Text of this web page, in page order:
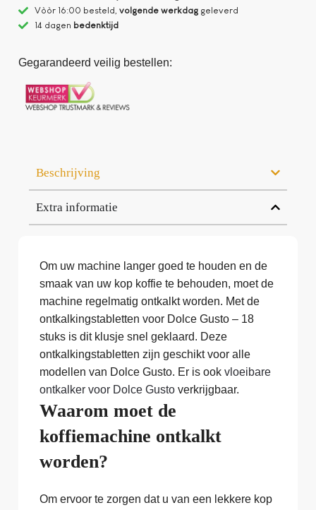
Vòòr 16:00 besteld, volgende werkdaggeleverd
14 dagen bedenktijd
Gegarandeerd veilig bestellen:
Beschrijving
Extra informatie
Om uw machine langer goed te houden en de
smaak van uw kop koffie te behouden, moet de
machine regelmatig ontkalkt worden. Met de
ontkalkingstabletten voor Dolce Gusto – 18
stuks is dit klusje snel geklaard. Deze
ontkalkingstabletten zijn geschikt voor alle
modellen van Dolce Gusto. Er is ook vloeibare
ontkalker voor Dolce Gusto verkrijgbaar.
Waarom moet de
koffiemachine ontkalkt
worden?
Om ervoor te zorgen dat u van een lekkere kop